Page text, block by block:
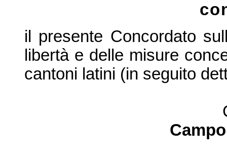
il presente Concordato
libertà e delle misure
cantoni latini (in seguito